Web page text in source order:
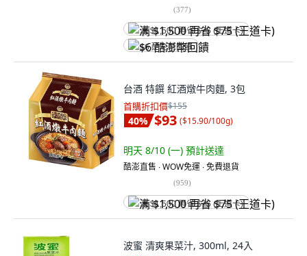
(377)
满 $1,500 再省 $75 (王道卡)
$6 酷澎幣回饋
台酒 特饌 紅酒燉牛肉麵, 3包
首購折扣價$155
40% $93 ($15.90/100g)
明天 8/10 (一) 預計送達
酷澎直售 ∙ WOW免運 ∙ 免費退貨
(959)
满 $1,500 再省 $75 (王道卡)
波蜜 清爽果菜汁, 300ml, 24入